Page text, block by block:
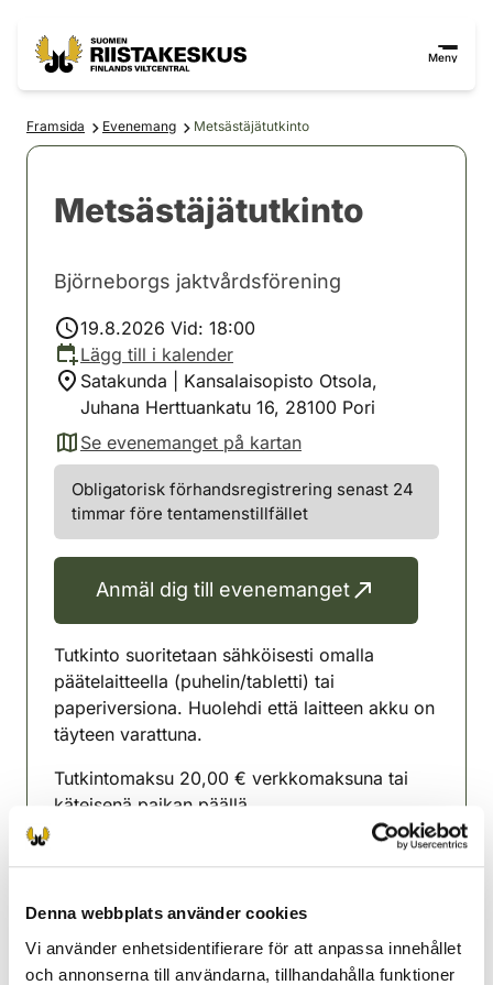
Denna webbplats använder cookies
Vi använder enhetsidentifierare för att anpassa innehållet
och annonserna till användarna, tillhandahålla funktioner
Meny
Framsida Evenemang Metsästäjätutkinto
Metsästäjätutkinto
Björneborgs jaktvårdsförening
19.8.2026 Vid: 18:00
Lägg till i kalender
Satakunda | Kansalaisopisto Otsola,
Juhana Herttuankatu 16, 28100 Pori
Se evenemanget på kartan
(avautuu uuteen välilehteen)
Obligatorisk förhandsregistrering senast 24
timmar före tentamenstillfället
Anmäl dig till evenemanget
Tutkinto suoritetaan sähköisesti omalla
päätelaitteella (puhelin/tabletti) tai
paperiversiona. Huolehdi että laitteen akku on
täyteen varattuna.
Tutkintomaksu 20,00 € verkkomaksuna tai
käteisenä paikan päällä
kautta. Suosittelemme Oma riista -tunnusten
luomista ennen ilmoittautumista.